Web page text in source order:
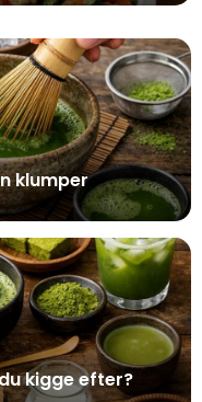
klumper
kigge efter?